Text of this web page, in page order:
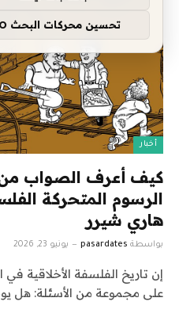
أخبار
كيف أعرف الصواب
الرسوم المتحركة
هاري شيرر
بواسطة pasardates يونيو 23, 2026
إن تاريخ الفلسفة الأخلاقية
على مجموعة من الأسئلة: هل
تحسين محركات البحث SEO